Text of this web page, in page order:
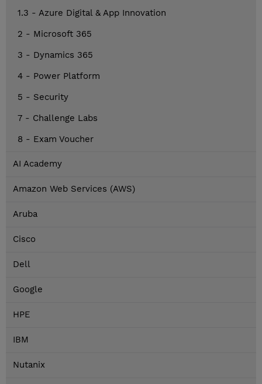
1.3 - Azure Digital & App Innovation
2 - Microsoft 365
3 - Dynamics 365
4 - Power Platform
5 - Security
7 - Challenge Labs
8 - Exam Voucher
AI Academy
Amazon Web Services (AWS)
Aruba
Cisco
Dell
Google
HPE
IBM
Nutanix